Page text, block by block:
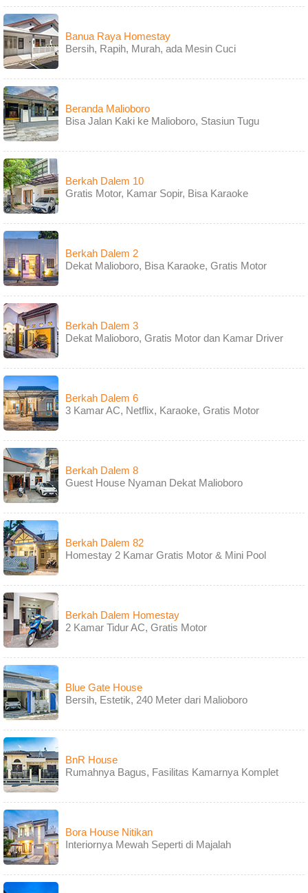
Banua Raya Homestay
Bersih, Rapih, Murah, ada Mesin Cuci
Beranda Malioboro
Bisa Jalan Kaki ke Malioboro, Stasiun Tugu
Berkah Dalem 10
Gratis Motor, Kamar Sopir, Bisa Karaoke
Berkah Dalem 2
Dekat Malioboro, Bisa Karaoke, Gratis Motor
Berkah Dalem 3
Dekat Malioboro, Gratis Motor dan Kamar Driver
Berkah Dalem 6
3 Kamar AC, Netflix, Karaoke, Gratis Motor
Berkah Dalem 8
Guest House Nyaman Dekat Malioboro
Berkah Dalem 82
Homestay 2 Kamar Gratis Motor & Mini Pool
Berkah Dalem Homestay
2 Kamar Tidur AC, Gratis Motor
Blue Gate House
Bersih, Estetik, 240 Meter dari Malioboro
BnR House
Rumahnya Bagus, Fasilitas Kamarnya Komplet
Bora House Nitikan
Interiornya Mewah Seperti di Majalah